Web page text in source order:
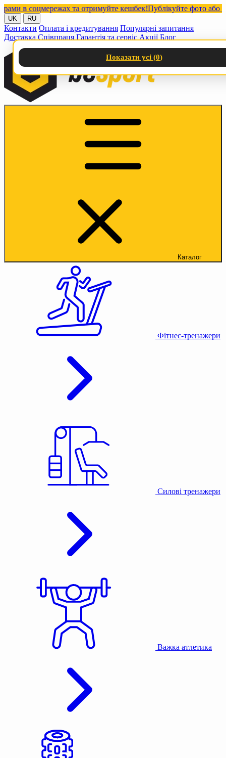
в соцмережах та отримуйте кешбек!Публікуйте фото або
UK RU
Контакти Оплата і кредитування Популярні запитання
Доставка Співпраця Гарантія та сервіс Акції Блог
Каталог
Фітнес-тренажери
Силові тренажери
Важка атлетика
Показати усі (0)